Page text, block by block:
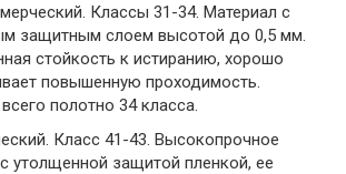
Классы 31-34. Материал с
защитным слоем высотой до 0,5 мм.
стойкость к истиранию, хорошо
повышенную проходимость.
полотно 34 класса.
Класс 41-43. Высокопрочное
утолщенной защитой пленкой, ее